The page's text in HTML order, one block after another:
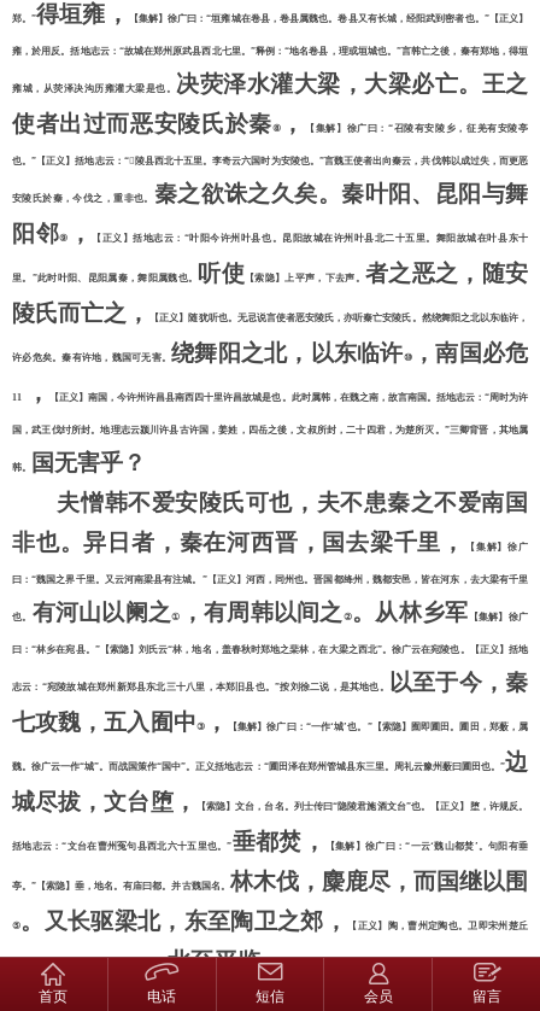
郑。”得垣雍， 【集解】徐广曰：“垣雍城在卷县，卷县属魏也。卷县又有长城，经阳武到密者也。”【正义】
雍，於用反。括地志云：“故城在郑州原武县西北七里。”释例：“地名卷县，理或垣城也。”言韩亡之後，秦有郑地，得垣
雍城，从荧泽决沟历雍灌大梁是也。
决荧泽水灌大梁，大梁必亡。王之
使者出过而恶安陵氏於秦⑧ ， 【集解】徐广曰： “召陵有安陵乡，征羌有安陵亭
也。”【正义】括地志云：“ 陵县西北十五里。李奇云六国时为安陵也。 ”言魏王使者出向秦云，共伐韩以成过失，而更恶
安陵氏於秦，今伐之，重非也。 秦之欲诛之久矣。秦叶阳、昆阳与舞
阳邻⑨ ， 【正义】括地志云： “叶阳今许州叶县也。昆阳故城在许州叶县北二十五里。舞阳故城在叶县东十
里。”此时叶阳、昆阳属秦，舞阳属魏也。 听使 【索隐】上平声，下去声。者之恶之，随安
陵氏而亡之，
【正义】随犹听也。无忌说言使者恶安陵氏，亦听秦亡安陵氏。然绕舞阳之北以东临许，
许必危矣。秦有许地，魏国可无害。绕舞阳之北，以东临许⑩ ，南国必危
11 ， 【正义】南国，今许州许昌县南西四十里许昌故城是也。此时属韩，在魏之南，故言南国。括地志云： “周时为许
国，武王伐纣所封。地理志云颍川许县古许国，姜姓，四岳之後，文叔所封，二十四君，为楚所灭。”三卿背晋，其地属
韩。
国无害乎？
夫憎韩不爱安陵氏可也，夫不患秦之不爱南国
非也。异日者，秦在河西晋，国去梁千里，
【集解】徐广
曰：“魏国之界千里。又云河南梁县有注城。”【正义】河西，同州也。晋国都绛州，魏都安邑，皆在河东，去大梁有千里
也。 有河山以阑之① ，有周韩以间之 ② 。从林乡军 【集解】徐广
曰：“林乡在宛县。”【索隐】刘氏云“林，地名，盖春秋时郑地之棐林，在大梁之西北”。徐广云在宛陵也。【正义】括地
志云：“宛陵故城在郑州新郑县东北三十八里，本郑旧县也。”按刘徐二说，是其地也。
以至于今，秦
七攻魏，五入囿中③， 【集解】徐广曰： “一作‘城’也。”【索隐】囿即圃田。圃田，郑薮，属
魏。徐广云一作“城”。而战国策作“国中”。正义括地志云：“圃田泽在郑州管城县东三里。周礼云豫州薮曰圃田也。”边
城尽拔，文台堕，
【索隐】文台，台名。列士传曰“隐陵君施酒文台”也。【正义】堕，许规反。
括地志云：“文台在曹州冤句县西北六十五里也。”垂都焚， 【集解】徐广曰：“一云‘魏山都焚’。句阳有垂
亭。”【索隐】垂，地名。有庙曰都。并古魏国名。林木伐，麋鹿尽，而国继以围
⑤ 。又长驱梁北，东至陶卫之郊， 【正义】陶，曹州定陶也。卫即宋州楚丘
县，卫文公都之，秦兵历取其郊也。北至平监⑥。 “平县属河南。平，或作‘乎’字。史记
齐阚止作‘监’字。阚在东平须昌县。”所亡於秦者，山南山北， 【正义】山，华山也。华
首页 电话 短信 会员 留言